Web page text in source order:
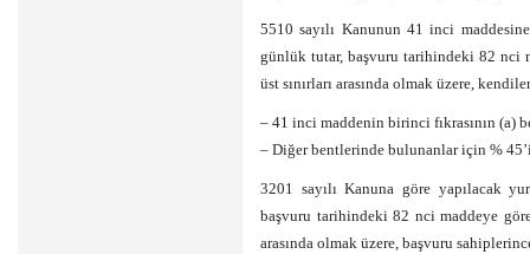
5510 sayılı Kanunun 41 inci
günlük tutar, başvuru tarihindeki 82 nci
üst sınırları arasında olmak üzere,
– 41 inci maddenin birinci fıkrasının (a)
– Diğer bentlerinde bulunanlar için %
3201 sayılı Kanuna göre yapılacak
başvuru tarihindeki 82 nci maddeye
arasında olmak üzere, başvuru